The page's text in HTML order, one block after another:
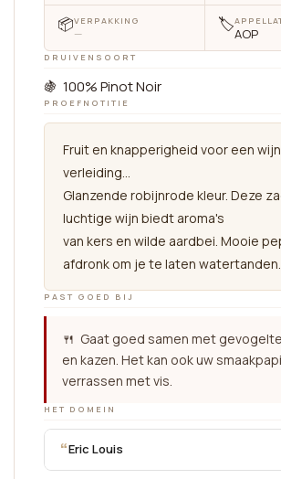
📦VERPAKKING
— 🏷AOP
DRUIVENSOORT
🍇 100% Pinot Noir
PROEFNOTITIE
Fruit en knapperigheid voor een
verleiding...
Glanzende robijnrode kleur. Deze
luchtige wijn biedt aroma's
van kers en wilde aardbei. Mooie
afdronk om je te laten watertanden.
PAST GOED BIJ
🍴 Gaat goed samen met
en kazen. Het kan ook uw
verrassen met vis.
HET DOMEIN
“Eric Louis